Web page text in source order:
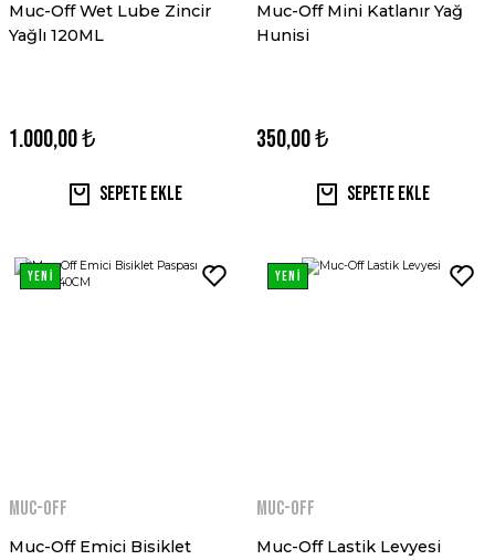
Muc-Off Wet Lube Zincir
Yağlı 120ML
1.000,00 ₺
Sepete Ekle
Muc-Off Mini Katlanır Yağ
Hunisi
350,00 ₺
Sepete Ekle
YENİ
MUC-OFF
Muc-Off Emici Bisiklet
YENİ
MUC-OFF
Muc-Off Lastik Levyesi